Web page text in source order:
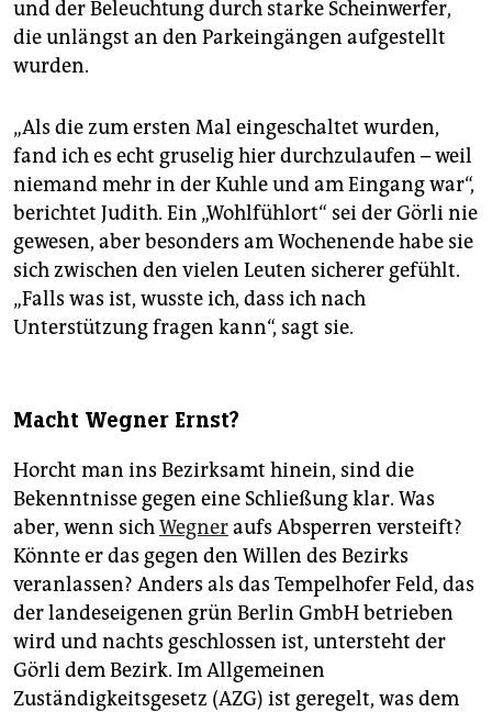
und der Beleuchtung durch starke Scheinwerfer,
die unlängst an den Parkeingängen aufgestellt
wurden.
„Als die zum ersten Mal eingeschaltet wurden,
fand ich es echt gruselig hier durchzulaufen – weil
niemand mehr in der Kuhle und am Eingang war“,
berichtet Judith. Ein „Wohlfühlort“ sei der Görli nie
gewesen, aber besonders am Wochenende habe sie
sich zwischen den vielen Leuten sicherer gefühlt.
„Falls was ist, wusste ich, dass ich nach
Unterstützung fragen kann“, sagt sie.
Macht Wegner Ernst?
Horcht man ins Bezirksamt hinein, sind die
Bekenntnisse gegen eine Schließung klar. Was
aber, wenn sichWegneraufs Absperren versteift?
Könnte er das gegen den Willen des Bezirks
veranlassen? Anders als das Tempelhofer Feld, das
der landeseigenen grün Berlin GmbH betrieben
wird und nachts geschlossen ist, untersteht der
Görli dem Bezirk. Im Allgemeinen
Zuständigkeitsgesetz (AZG) ist geregelt, was dem